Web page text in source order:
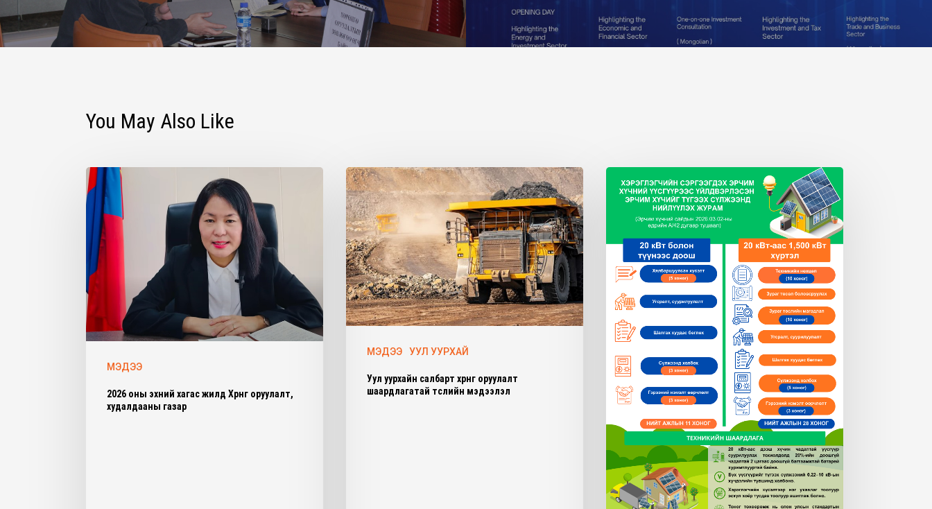
You May Also Like
МЭДЭЭ
2026 оны эхний хагас жилд Хөрөнгө оруулалт,
худалдааны газар
МЭДЭЭ УУЛ УУРХАЙ
Уул уурхайн салбарт хөрөнгө оруулалт
шаардлагатай төслийн мэдээлэл